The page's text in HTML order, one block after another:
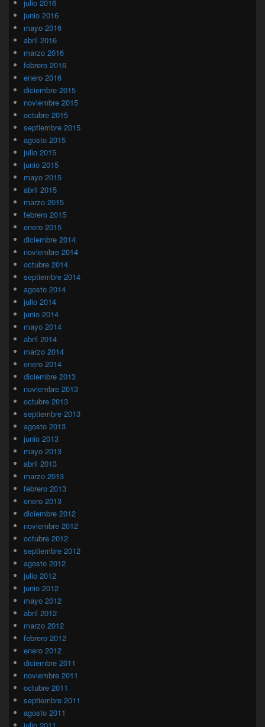
julio 2016
junio 2016
mayo 2016
abril 2016
marzo 2016
febrero 2016
enero 2016
diciembre 2015
noviembre 2015
octubre 2015
septiembre 2015
agosto 2015
julio 2015
junio 2015
mayo 2015
abril 2015
marzo 2015
febrero 2015
enero 2015
diciembre 2014
noviembre 2014
octubre 2014
septiembre 2014
agosto 2014
julio 2014
junio 2014
mayo 2014
abril 2014
marzo 2014
enero 2014
diciembre 2013
noviembre 2013
octubre 2013
septiembre 2013
agosto 2013
junio 2013
mayo 2013
abril 2013
marzo 2013
febrero 2013
enero 2013
diciembre 2012
noviembre 2012
octubre 2012
septiembre 2012
agosto 2012
julio 2012
junio 2012
mayo 2012
abril 2012
marzo 2012
febrero 2012
enero 2012
diciembre 2011
noviembre 2011
octubre 2011
septiembre 2011
agosto 2011